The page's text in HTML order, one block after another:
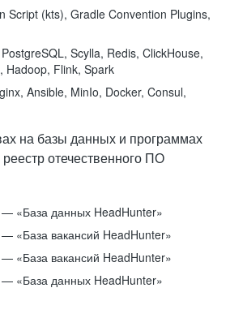
Script (kts), Gradle Convention Plugins,
PostgreSQL, Scylla, Redis, ClickHouse,
Hadoop, Flink, Spark
Ansible, MinIo, Docker, Consul,
на базы данных и программах
отечественного ПО
«База данных HeadHunter»
«База вакансий HeadHunter»
«База вакансий HeadHunter»
«База данных HeadHunter»